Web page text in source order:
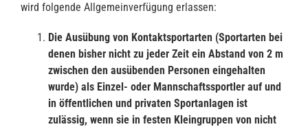
wird folgende Allgemeinverfügung erlassen:
Die Ausübung von Kontaktsportarten (Sportarten bei
denen bisher nicht zu jeder Zeit ein Abstand von 2 m
zwischen den ausübenden Personen eingehalten
wurde) als Einzel- oder Mannschaftssportler auf und
in öffentlichen und privaten Sportanlagen ist
zulässig, wenn sie in festen Kleingruppen von nicht